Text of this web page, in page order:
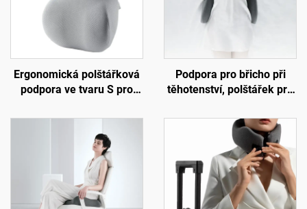
Ergonomická polštářková
podpora ve tvaru S pro
židli do kanceláře,
podložka B7
Podpora pro břicho při
těhotenství, polštářek pro
lože, podložka W2